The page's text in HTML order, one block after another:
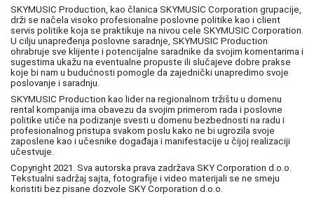
SKYMUSIC Production, kao članica SKYMUSIC Corporation grupacije,
drži se načela visoko profesionalne poslovne politike kao i client
servis politike koja se praktikuje na nivou cele SKYMUSIC Corporation.
U cilju unapređenja poslovne saradnje, SKYMUSIC Production
ohrabruje sve klijente i potencijalne saradnike da svojim komentarima i
sugestima ukažu na eventualne propuste ili slučajeve dobre prakse
koje bi nam u budućnosti pomogle da zajednički unapredimo svoje
poslovanje i saradnju.
SKYMUSIC Production kao lider na regionalnom tržištu u domenu
rental kompanija ima obavezu da svojim primerom rada i poslovne
politike utiče na podizanje svesti u domenu bezbednosti na radu i
profesionalnog pristupa svakom poslu kako ne bi ugrozila svoje
zaposlene kao i učesnike događaja i manifestacije u čijoj realizaciji
učestvuje.
Copyright 2021. Sva autorska prava zadržava SKY Corporation d.o.o.
Tekstualni sadržaj sajta, fotografije i video materijali se ne smeju
koristiti bez pisane dozvole SKY Corporation d.o.o.